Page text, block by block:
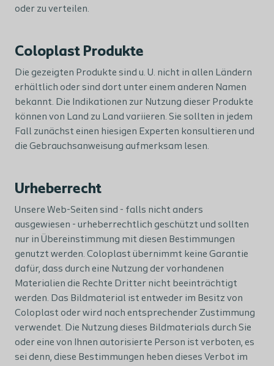
oder zu verteilen.
Coloplast Produkte
Die gezeigten Produkte sind u. U. nicht in allen Ländern
erhältlich oder sind dort unter einem anderen Namen
bekannt. Die Indikationen zur Nutzung dieser Produkte
können von Land zu Land variieren. Sie sollten in jedem
Fall zunächst einen hiesigen Experten konsultieren und
die Gebrauchsanweisung aufmerksam lesen.
Urheberrecht
Unsere Web-Seiten sind - falls nicht anders
ausgewiesen - urheberrechtlich geschützt und sollten
nur in Übereinstimmung mit diesen Bestimmungen
genutzt werden. Coloplast übernimmt keine Garantie
dafür, dass durch eine Nutzung der vorhandenen
Materialien die Rechte Dritter nicht beeinträchtigt
werden. Das Bildmaterial ist entweder im Besitz von
Coloplast oder wird nach entsprechender Zustimmung
verwendet. Die Nutzung dieses Bildmaterials durch Sie
oder eine von Ihnen autorisierte Person ist verboten, es
sei denn, diese Bestimmungen heben dieses Verbot im